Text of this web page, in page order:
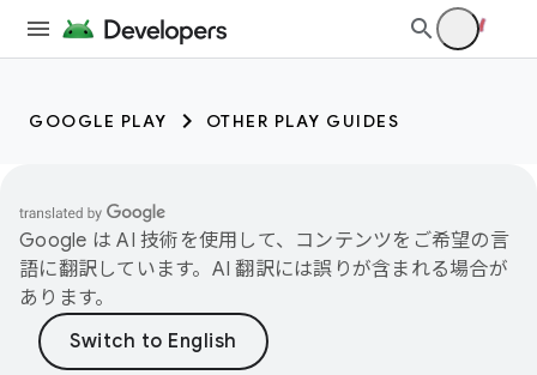
GOOGLE PLAY OTHER PLAY GUIDES
Google は AI 技術を使用して、コンテンツをご希望の言
語に翻訳しています。AI 翻訳には誤りが含まれる場合が
あります。